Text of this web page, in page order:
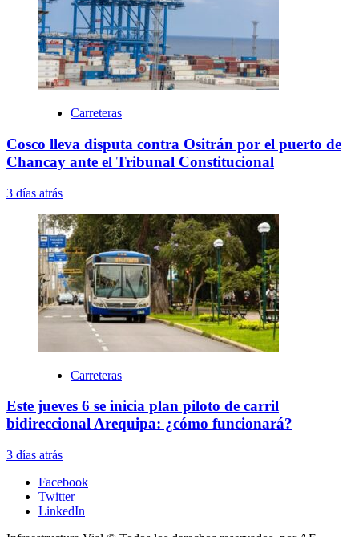
Carreteras
Cosco lleva disputa contra Ositrán por el puerto de
Chancay ante el Tribunal Constitucional
3 días atrás
Carreteras
Este jueves 6 se inicia plan piloto de carril
bidireccional Arequipa: ¿cómo funcionará?
3 días atrás
Facebook
Twitter
LinkedIn